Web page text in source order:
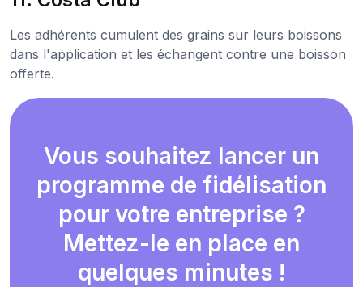
Les adhérents cumulent des grains sur leurs boissons
dans l'application et les échangent contre une boisson
offerte.
Vous souhaitez lancer un
programme de fidélisation
pour votre entreprise ?
Mettez-le en place en
quelques minutes !